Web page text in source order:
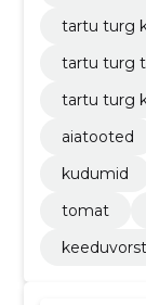
tartu turg
tartu turg
tartu turg
aiatooted
kudumid
tomat
keeduvorst